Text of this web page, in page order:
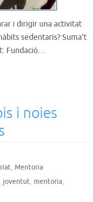
i dirigir una activitat
sedentaris? Suma’t
Fundació…
i noies
, Mentoria
, joventut, mentoria,